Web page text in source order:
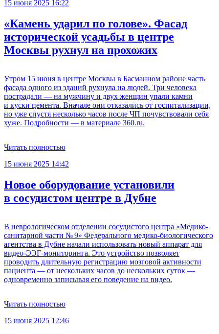
15 июня 2025 16:22
«Камень ударил по голове». Фасад
исторической усадьбы в центре
Москвы рухнул на прохожих
Утром 15 июня в центре Москвы в Басманном районе часть
фасада одного из зданий рухнула на людей. Три человека
пострадали — на мужчину и двух женщин упали камни
и куски цемента. Вначале они отказались от госпитализации,
но уже спустя несколько часов после ЧП почувствовали себя
хуже. Подробности — в материале 360.ru.
Читать полностью
15 июня 2025 14:42
Новое оборудование установили
в сосудистом центре в Дубне
В неврологическом отделении сосудистого центра «Медико-
санитарной части № 9» Федерального медико-биологического
агентства в Дубне начали использовать новый аппарат для
видео-ЭЭГ-мониторинга. Это устройство позволяет
проводить длительную регистрацию мозговой активности
пациента — от нескольких часов до нескольких суток —
одновременно записывая его поведение на видео.
Читать полностью
15 июня 2025 12:46